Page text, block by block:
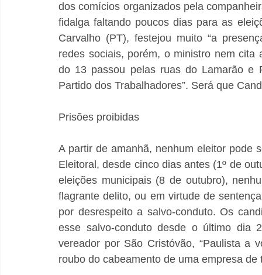
dos comícios organizados pela
fidalga faltando poucos dias para as
Carvalho (PT), festejou muito “a
redes sociais, porém, o ministro nem cita
do 13 passou pelas ruas do Lamarão e
Partido dos Trabalhadores”. Será que
Prisões proibidas
A partir de amanhã, nenhum eleitor pode
Eleitoral, desde cinco dias antes (1º de
eleições municipais (8 de outubro),
flagrante delito, ou em virtude de
por desrespeito a salvo-conduto. Os
esse salvo-conduto desde o último dia
vereador por São Cristóvão, “Paulista a
roubo do cabeamento de uma empresa de